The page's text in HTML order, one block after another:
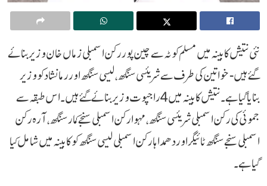
نئی نتیش کابینہ میں مسلم کوٹہ سے چین پور رکن اسمبلی زماں خان وزیر بنائے
گئے ہیں -خواتین کی طرف سے شریئسی سنگھ، لیسی سنگھ اور رما نشاد کو وزیر
بنایا گیا ہے۔نتیش کابینہ میں 4 راجپوت وزیر بنائے گئے ہیں۔ اس طبقہ سے
جموئی کی رکن اسمبلی شریئسی سنگھ، مہوا رکن اسمبلی سنجے کمار سنگھ، آرہ رکن
اسمبلی سنجے سنگھ ٹائیگر اور دھمداہا رکن اسمبلی لیسی سنگھ کو کابینہ میں شامل کیا
گیا ہے۔